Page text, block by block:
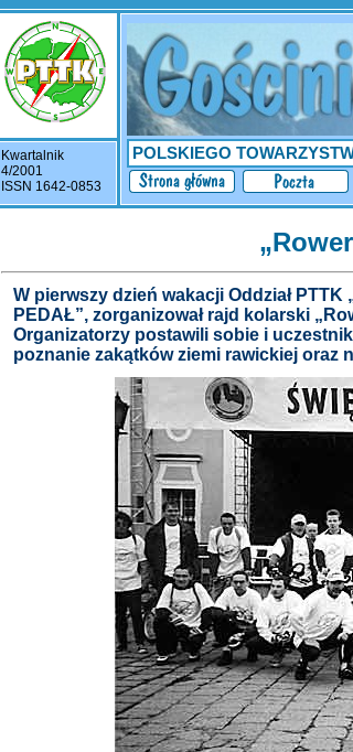
POLSKIEGO
Kwartalnik
4/2001
ISSN 1642-0853
W pierwszy dzień wakacji Oddział
PEDAŁ”, zorganizował rajd kolarski
Organizatorzy postawili sobie i
poznanie zakątków ziemi rawickiej oraz